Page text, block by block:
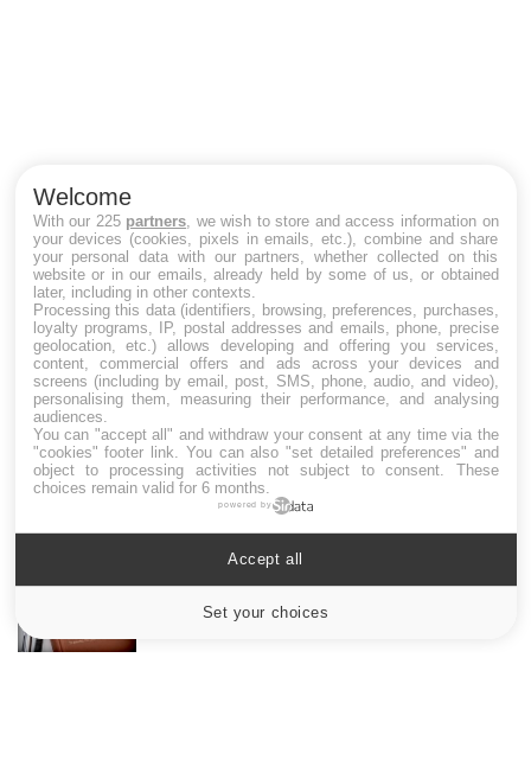
LES MALADIES
Hypotension orthostatique : quand la
pression artérielle chute au lever
Drépanocytose : une déformation des
globules rouges aux conséquences graves
Welcome
With our 225 partners , we wish to store and access information on
your devices (cookies, pixels in emails, etc.), combine and share
your personal data with our partners, whether collected on this
website or in our emails, already held by some of us, or obtained
later, including in other contexts.
Processing this data (identifiers, browsing, preferences, purchases,
loyalty programs, IP, postal addresses and emails, phone, precise
geolocation, etc.) allows developing and offering you services,
content, commercial offers and ads across your devices and
screens (including by email, post, SMS, phone, audio, and video),
personalising them, measuring their performance, and analysing
audiences.
You can "accept all" and withdraw your consent at any time via the
"cookies" footer link . You can also "set detailed preferences" and
object to processing activities not subject to consent. These
choices remain valid for 6 months.
powered by
Set your choices
Accept all